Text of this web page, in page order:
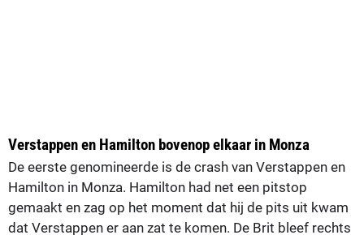
Verstappen en Hamilton bovenop elkaar in Monza
De eerste genomineerde is de crash van Verstappen en
Hamilton in Monza. Hamilton had net een pitstop
gemaakt en zag op het moment dat hij de pits uit kwam
dat Verstappen er aan zat te komen. De Brit bleef rechts